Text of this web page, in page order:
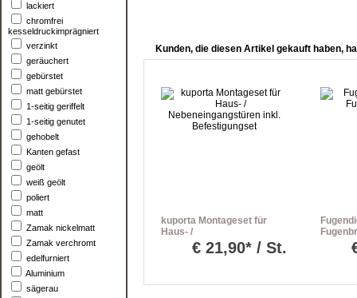
Kunden, die diesen Artikel gekauft haben,
kuporta Montageset für
Haus- /
Nebeneingangstüren inkl.
Befestigungset
€ 21,90* / St.
lackiert
chromfrei
kesseldruckimprägniert
verzinkt
geräuchert
gebürstet
matt gebürstet
1-seitig geriffelt
1-seitig genutet
gehobelt
Kanten gefast
geölt
weiß geölt
poliert
matt
Zamak nickelmatt
Zamak verchromt
edelfurniert
Aluminium
sägerau